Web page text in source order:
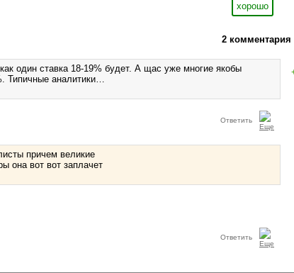
хорошо
2 комментария
один ставка 18-19% будет. А щас уже многие якобы
Типичные аналитики…
Ответить
причем великие
она вот вот заплачет
Ответить